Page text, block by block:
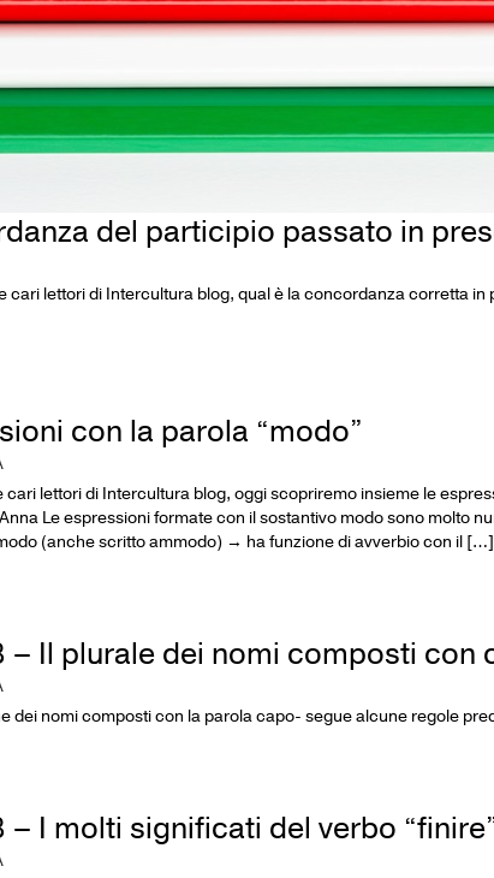
del participio passato in
cari lettori di Intercultura blog, qual è la concordanza corretta in
con la parola “modo”
cari lettori di Intercultura blog, oggi scopriremo insieme le
Le espressioni formate con il sostantivo modo sono molto
(anche scritto ammodo) → ha funzione di avverbio con il […]
– Il plurale dei nomi composti con
dei nomi composti con la parola capo- segue alcune regole
– I molti significati del verbo